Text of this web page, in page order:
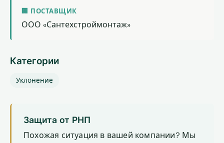
🏢 ПОСТАВЩИК
ООО «Сантехстроймонтаж»
Категории
Уклонение
Защита от РНП
Похожая ситуация в вашей компании? Мы